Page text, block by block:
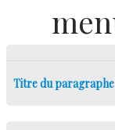
Contact
Titre du paragraphe